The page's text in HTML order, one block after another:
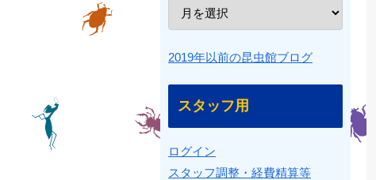
2019年以前の昆虫館ブログ
スタッフ用
ログイン
スタッフ調整・経費精算等